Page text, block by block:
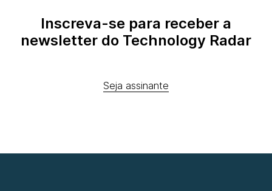
Inscreva-se para receber a
newsletter do Technology Radar
Seja assinante